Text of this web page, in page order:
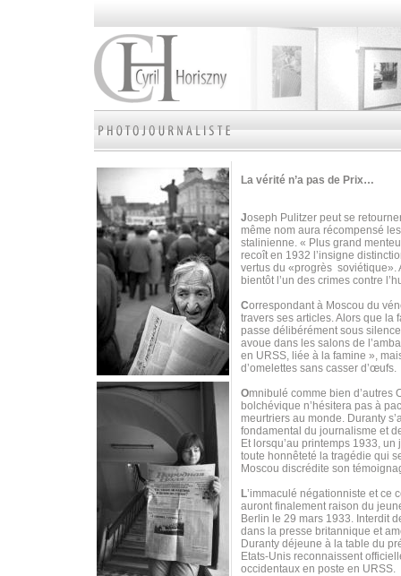
La vérité n’a pas de Prix…
Joseph Pulitzer peut se
même nom aura récompensé
stalinienne. « Plus grand
recoît en 1932 l’insigne
vertus du «progrès soviétique».
bientôt l’un des crimes contre
Correspondant à Moscou du
travers ses articles. Alors que la
passe délibérément sous
avoue dans les salons de
en URSS, liée à la famine »,
d’omelettes sans casser d’œufs.
Omnibulé comme bien d’autres
bolchévique n’hésitera pas à
meurtriers au monde. Duranty
fondamental du journalisme et
Et lorsqu’au printemps 1933,
toute honnêteté la tragédie qui
Moscou discrédite son
L’immaculé négationniste et ce
auront finalement raison du
Berlin le 29 mars 1933. Interdit
dans la presse britannique et
Duranty déjeune à la table du
Etats-Unis reconnaissent
occidentaux en poste en URSS.